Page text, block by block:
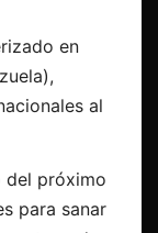
en
al
del próximo
para sanar